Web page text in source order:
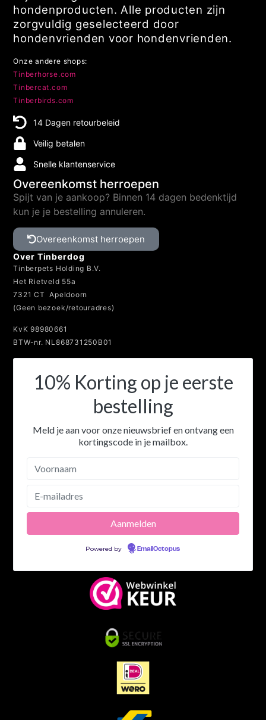
wij de hoogste kwaliteit
hondenproducten. Alle producten zijn
zorgvuldig geselecteerd door
hondenvrienden voor hondenvrienden.
Onze andere shops:
Tinberhorse.com
Tinbercat.com
14 Dagen retourbeleid
Veilig betalen
Overeenkomst herroepen
Spijt van je aankoop? Binnen 14 dagen bedenktijd
kun je je bestelling annuleren.
Overeenkomst herroepen
Over Tinberdog
KvK 98980661
10% Korting op je eerste
bestelling
Meld je aan voor onze nieuwsbrief en ontvang een
kortingscode in je mailbox.